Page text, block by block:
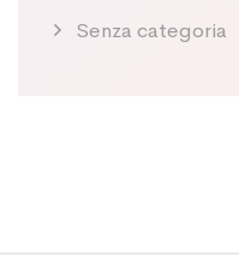
Senza categoria